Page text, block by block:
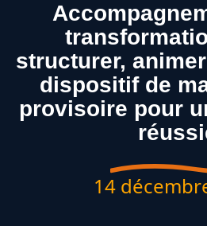
structurer,
dispositif de
provisoire pour
14